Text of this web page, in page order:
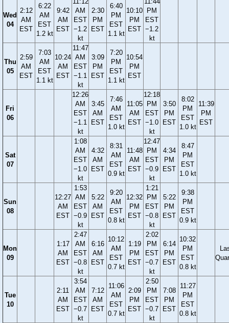
Wed
04
2:12
AM
EST
6:22
AM
EST
1.2 kt
9:42
AM
EST
AM
EST
−1.2
kt
2:30
PM
EST
6:40
PM
EST
1.1 kt
10:10
PM
EST
PM
EST
−1.2
kt
Thu
05
2:59
AM
EST
7:03
AM
EST
1.1 kt
10:24
AM
EST
11:47
AM
EST
−1.1
kt
3:09
PM
EST
7:20
PM
EST
1.1 kt
10:54
PM
EST
Fri
06
12:26
AM
EST
−1.1
kt
3:45
AM
EST
7:46
AM
EST
1.0 kt
11:05
AM
EST
12:18
PM
EST
−1.0
kt
3:50
PM
EST
8:02
PM
EST
1.0 kt
11:39
PM
EST
Sat
07
1:08
AM
EST
−1.0
kt
4:32
AM
EST
8:31
AM
EST
0.9 kt
11:48
AM
EST
12:47
PM
EST
−0.9
kt
4:34
PM
EST
8:47
PM
EST
1.0 kt
Sun
08
12:27
AM
EST
1:53
AM
EST
−0.9
kt
5:22
AM
EST
9:20
AM
EST
0.8 kt
12:32
PM
EST
1:21
PM
EST
−0.8
kt
5:22
PM
EST
9:38
PM
EST
0.9 kt
Mon
09
1:17
AM
EST
2:47
AM
EST
−0.8
kt
6:16
AM
EST
10:12
AM
EST
0.7 kt
1:19
PM
EST
2:02
PM
EST
−0.7
kt
6:14
PM
EST
10:32
PM
EST
0.8 kt
Tue
10
2:11
AM
EST
3:54
AM
EST
−0.7
kt
7:12
AM
EST
11:06
AM
EST
0.7 kt
2:09
PM
EST
2:50
PM
EST
−0.7
kt
7:08
PM
EST
11:27
PM
EST
0.8 kt